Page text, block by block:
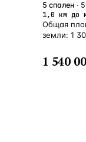
5 спален ·
1,0 км до
Общая
земли: 1
1 540